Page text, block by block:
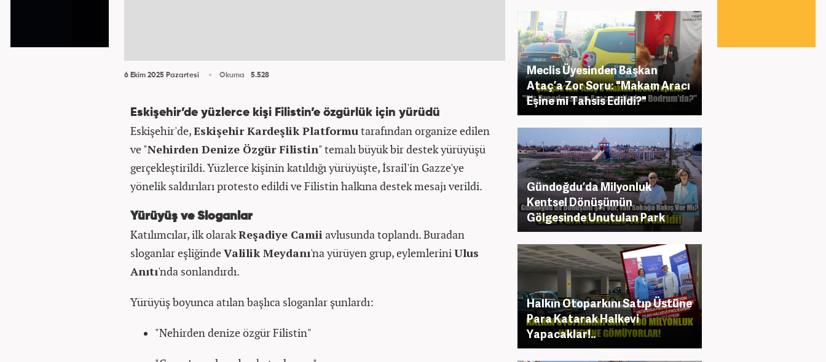
6 Ekim 2025 Pazartesi Okuma 5.528
Eskişehir’de yüzlerce kişi Filistin’e özgürlük için yürüdü
Eskişehir'de,Eskişehir Kardeşlik Platformutarafından organize edilen
ve "Nehirden Denize Özgür Filistin" temalı büyük bir destek yürüyüşü
gerçekleştirildi. Yüzlerce kişinin katıldığı yürüyüşte, İsrail'in Gazze'ye
yönelik saldırıları protesto edildi ve Filistin halkına destek mesajı verildi.
Yürüyüş ve Sloganlar
Katılımcılar, ilk olarakReşadiye Camiiavlusunda toplandı. Buradan
sloganlar eşliğindeValilik Meydanı'na yürüyen grup, eylemleriniUlus
Anıtı'nda sonlandırdı.
Yürüyüş boyunca atılan başlıca sloganlar şunlardı:
"Nehirden denize özgür Filistin"
Meclis Üyesinden Başkan
Ataç’a Zor Soru: "Makam Aracı
Eşine mi Tahsis Edildi?"
Gündoğdu’da Milyonluk
Kentsel Dönüşümün
Gölgesinde Unutulan Park
Halkın Otoparkını Satıp Üstüne
Para Katarak Halkevi
Yapacaklar!..